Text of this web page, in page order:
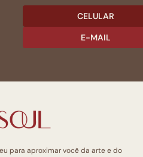
CELULAR
E-MAIL
para aproximar você da arte e do